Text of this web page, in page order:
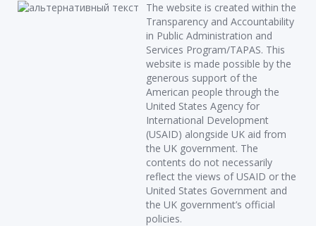
The website is created within the
Transparency and Accountability
in Public Administration and
Services Program/TAPAS. This
website is made possible by the
generous support of the
American people through the
United States Agency for
International Development
(USAID) alongside UK aid from
the UK government. The
contents do not necessarily
reflect the views of USAID or the
United States Government and
the UK government’s official
policies.